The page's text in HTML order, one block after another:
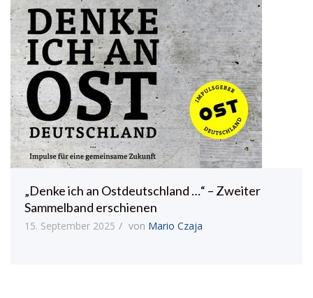
„Denke ich an Ostdeutschland …“ – Zweiter
Sammelband erschienen
15. September 2025 von Mario Czaja